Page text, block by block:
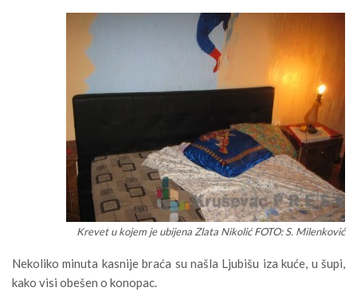
Krevet u kojem je ubijena Zlata Nikolić FOTO: S. Milenković
Nekoliko minuta kasnije braća su našla Ljubišu iza kuće, u šupi,
kako visi obešen o konopac.